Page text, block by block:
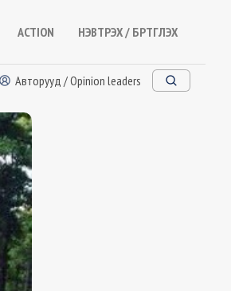
ACTION НЭВТРЭХ / БҮРТГҮҮЛЭХ
Авторууд / Opinion leaders